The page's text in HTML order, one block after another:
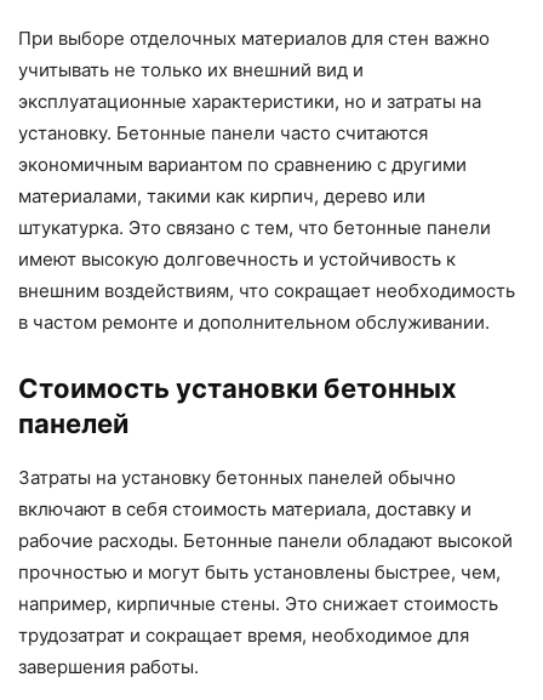
При выборе отделочных материалов для стен важно
учитывать не только их внешний вид и
эксплуатационные характеристики, но и затраты на
установку. Бетонные панели часто считаются
экономичным вариантом по сравнению с другими
материалами, такими как кирпич, дерево или
штукатурка. Это связано с тем, что бетонные панели
имеют высокую долговечность и устойчивость к
внешним воздействиям, что сокращает необходимость
в частом ремонте и дополнительном обслуживании.
Стоимость установки бетонных
панелей
Затраты на установку бетонных панелей обычно
включают в себя стоимость материала, доставку и
рабочие расходы. Бетонные панели обладают высокой
прочностью и могут быть установлены быстрее, чем,
например, кирпичные стены. Это снижает стоимость
трудозатрат и сокращает время, необходимое для
завершения работы.